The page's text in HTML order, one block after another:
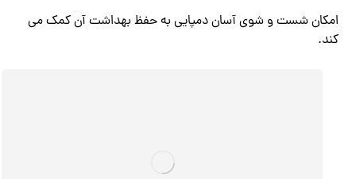
امکان شست و شوی آسان دمپایی به حفظ بهداشت آن کمک می
کند.